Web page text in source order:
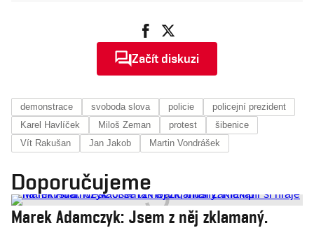
Začít diskuzi
demonstrace svoboda slova policie
policejní prezident
Karel Havlíček
Miloš Zeman protest
šibenice
Vít Rakušan
Jan Jakob Martin Vondrášek
Doporučujeme
Marek Adamczyk: Jsem z něj zklamaný.